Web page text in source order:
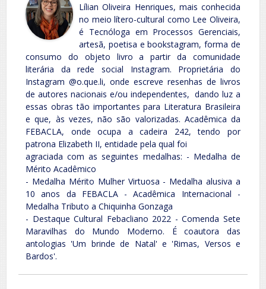
Lílian Oliveira Henriques, mais conhecida
no meio lítero-cultural como Lee Oliveira,
é Tecnóloga em Processos Gerenciais,
artesã, poetisa e bookstagram, forma de
consumo do objeto livro a partir da comunidade
literária da rede social Instagram. Proprietária do
Instagram @o.que.li, onde escreve resenhas de livros
de autores nacionais e/ou independentes, dando luz a
essas obras tão importantes para Literatura Brasileira
e que, às vezes, não são valorizadas. Acadêmica da
FEBACLA, onde ocupa a cadeira 242, tendo por
patrona Elizabeth II, entidade pela qual foi
agraciada com as seguintes medalhas: - Medalha de
Mérito Acadêmico
- Medalha Mérito Mulher Virtuosa - Medalha alusiva a
10 anos da FEBACLA - Acadêmica Internacional -
Medalha Tributo a Chiquinha Gonzaga
- Destaque Cultural Febacliano 2022 - Comenda Sete
Maravilhas do Mundo Moderno. É coautora das
antologias 'Um brinde de Natal' e 'Rimas, Versos e
Bardos'.